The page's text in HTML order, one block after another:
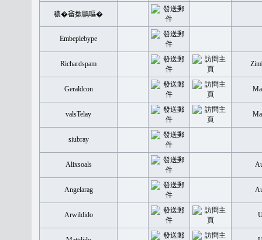
穠�𤲞撳鶥嘔�
Embeplebype
Richardspam
Geraldcon
valsTelay
siubray
Alixsoals
Angelarag
Arwildido